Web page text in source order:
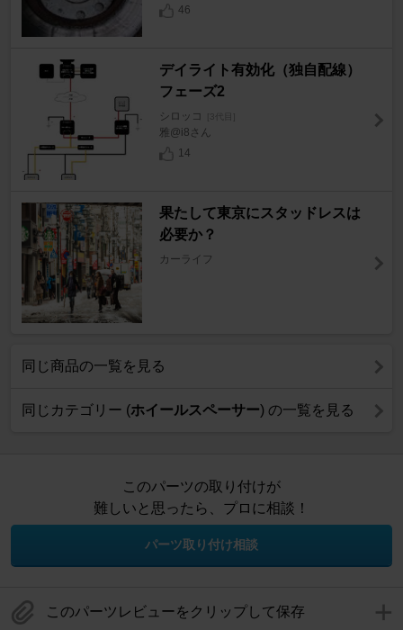
46
デイライト有効化（独自配線）
フェーズ2
シロッコ
雅@i8さん
14
果たして東京にスタッドレスは
必要か？
カーライフ
同じ商品の一覧を見る
同じカテゴリー (ホイールスペーサー) の一覧を見る
このパーツの取り付けが
難しいと思ったら、プロに相談！
パーツ取り付け相談
このパーツレビューをクリップして保存